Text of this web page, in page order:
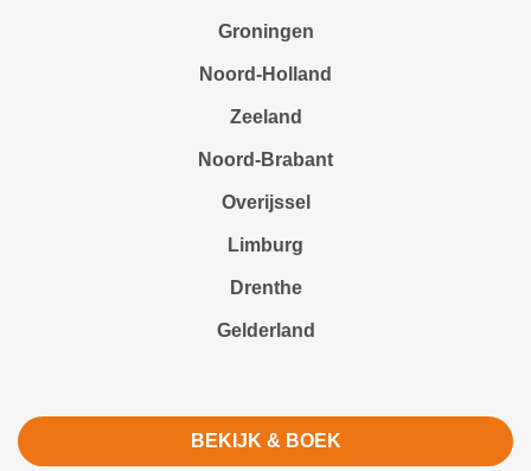
Groningen
Noord-Holland
Zeeland
Noord-Brabant
Overijssel
Limburg
Drenthe
Gelderland
BEKIJK & BOEK